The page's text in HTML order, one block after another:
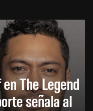
The Legend
señala al